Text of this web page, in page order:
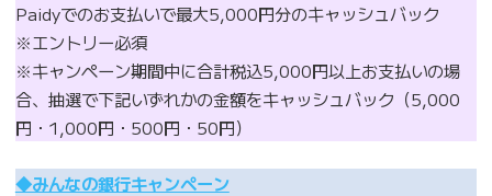
Paidyでのお支払いで最大5,000円分のキャッシュバック
※エントリー必須
※キャンペーン期間中に合計税込5,000円以上お支払いの場
合、抽選で下記いずれかの金額をキャッシュバック（5,000
円・1,000円・500円・50円）
◆みんなの銀行キャンペーン